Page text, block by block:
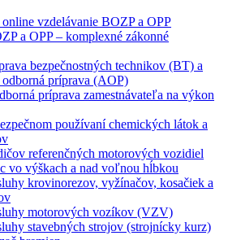
vzdelávanie BOZP a OPP
a OPP – komplexné zákonné
bezpečnostných technikov (BT) a
odborná príprava (AOP)
príprava zamestnávateľa na výkon
používaní chemických látok a
referenčných motorových vozidiel
vo výškach a nad voľnou hĺbkou
krovinorezov, vyžínačov, kosačiek a
motorových vozíkov (VZV)
stavebných strojov (strojnícky kurz)